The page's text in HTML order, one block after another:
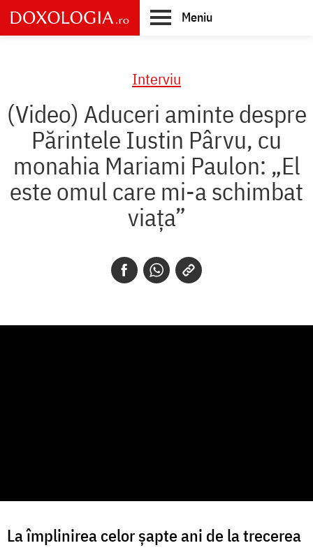
Skip
to
main
Meniu
Interviu
(Video) Aduceri aminte despre
Părintele Iustin Pârvu, cu
monahia Mariami Paulon: „El
este omul care mi-a schimbat
viața”
La împlinirea celor șapte ani de la trecerea